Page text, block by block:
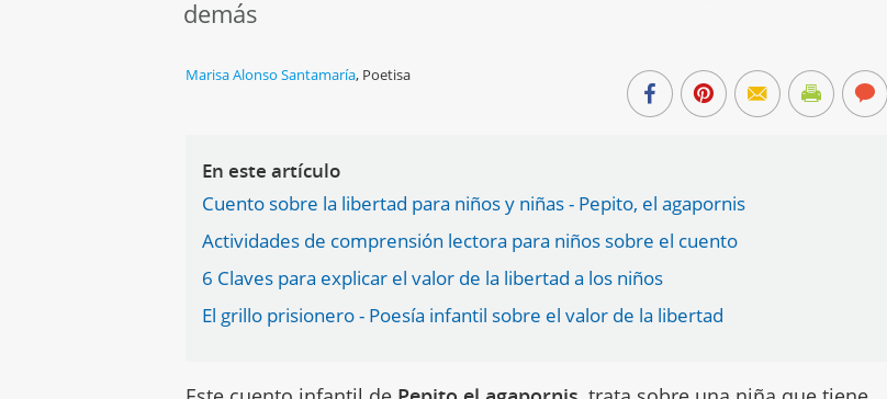
demás
Marisa Alonso Santamaría, Poetisa
En este artículo
Cuento sobre la libertad para niños y niñas - Pepito, el agapornis
Actividades de comprensión lectora para niños sobre el cuento
6 Claves para explicar el valor de la libertad a los niños
El grillo prisionero - Poesía infantil sobre el valor de la libertad